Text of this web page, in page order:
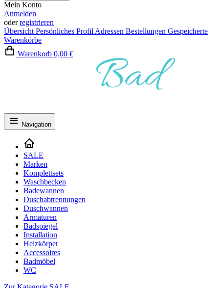
Mein Konto
Anmelden
oderregistrieren
Übersicht Persönliches Profil Adressen Bestellungen Gespeicherte
Warenkörbe
Warenkorb 0,00 €
Navigation
SALE
Marken
Komplettsets
Waschbecken
Badewannen
Duschabtrennungen
Duschwannen
Armaturen
Badspiegel
Installation
Heizkörper
Accessoires
Badmöbel
WC